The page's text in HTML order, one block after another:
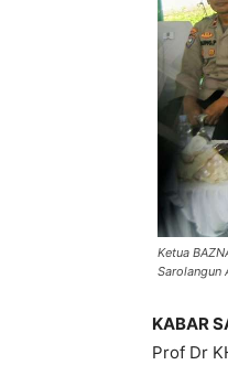
Ketua
Sarolangun
KABAR
Prof Dr